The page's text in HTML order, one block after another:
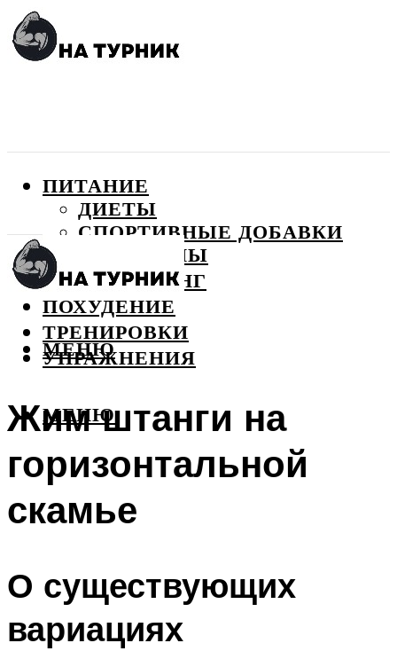
ПИТАНИЕ
ДИЕТЫ
СПОРТИВНЫЕ ДОБАВКИ
ВИТАМИНЫ
БОДИБИЛДИНГ
ПОХУДЕНИЕ
ТРЕНИРОВКИ
УПРАЖНЕНИЯ
МЕНЮ
МЕНЮ
Жим штанги на
горизонтальной
скамье
О существующих
вариациях